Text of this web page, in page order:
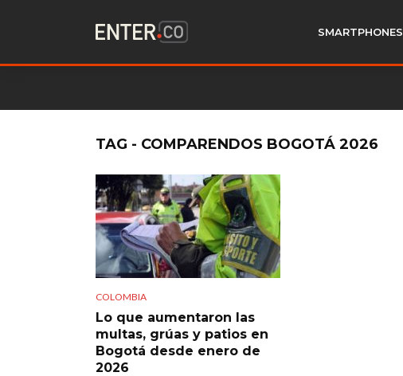
SMARTPHONES
TAG - COMPARENDOS BOGOTÁ 2026
COLOMBIA
Lo que aumentaron las
multas, grúas y patios en
Bogotá desde enero de
2026